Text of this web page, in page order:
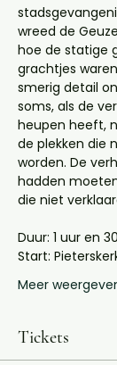
wreed de
hoe de statige
grachtjes
smerig detail
soms, als de
heupen heeft,
de plekken die
worden. De
hadden
die niet
Duur: 1 uur en
Start:
Meer
Tickets